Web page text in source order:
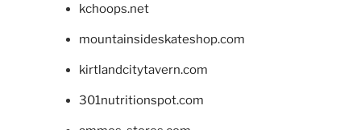
kchoops.net
mountainsideskateshop.com
kirtlandcitytavern.com
301nutritionspot.com